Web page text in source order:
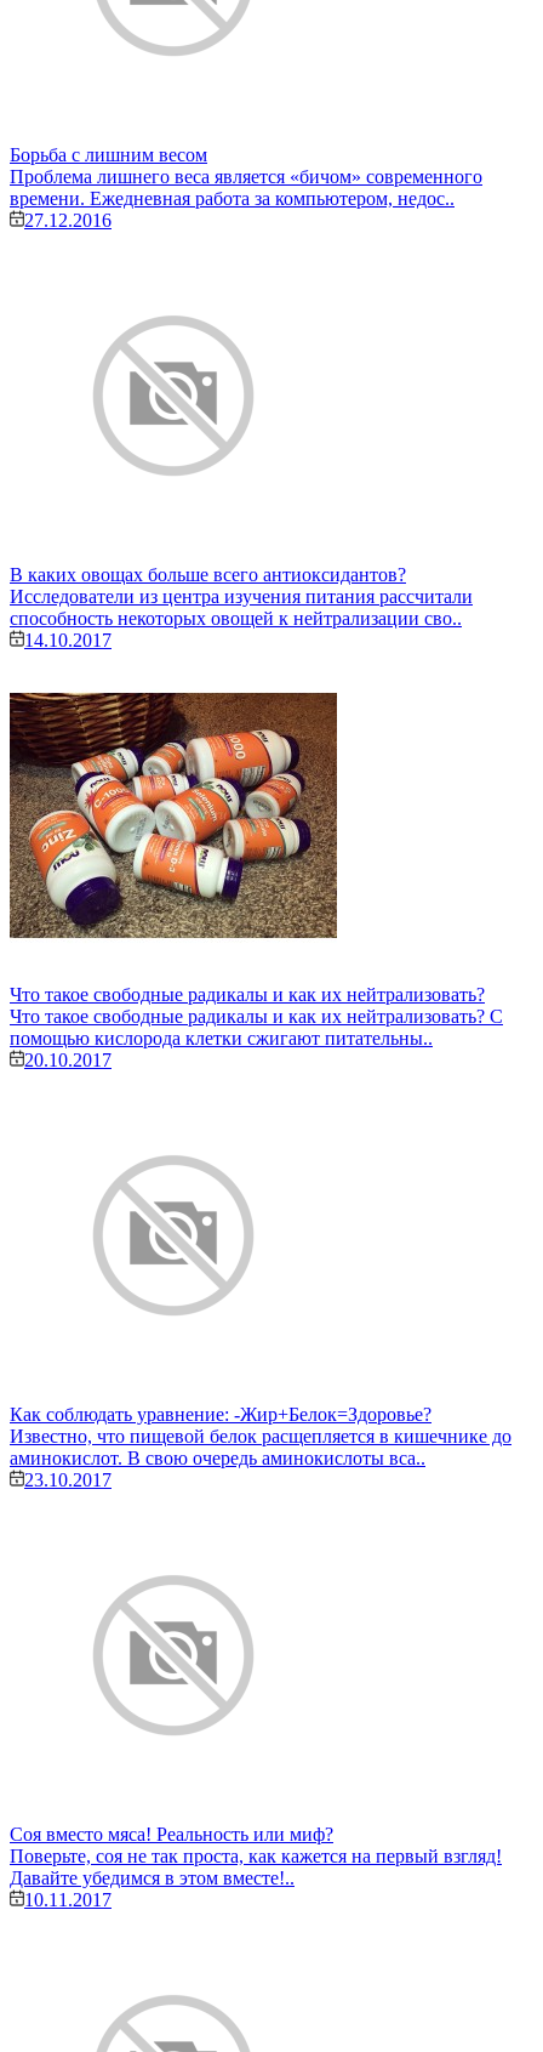
Борьба с лишним весом
Проблема лишнего веса является «бичом» современного
времени. Ежедневная работа за компьютером, недос..
27.12.2016
В каких овощах больше всего антиоксидантов?
Исследователи из центра изучения питания рассчитали
способность некоторых овощей к нейтрализации сво..
14.10.2017
Что такое свободные радикалы и как их нейтрализовать?
Что такое свободные радикалы и как их нейтрализовать? С
помощью кислорода клетки сжигают питательны..
20.10.2017
Как соблюдать уравнение: -Жир+Белок=Здоровье?
Известно, что пищевой белок расщепляется в кишечнике до
аминокислот. В свою очередь аминокислоты вса..
23.10.2017
Соя вместо мяса! Реальность или миф?
Поверьте, соя не так проста, как кажется на первый взгляд!
Давайте убедимся в этом вместе!..
10.11.2017